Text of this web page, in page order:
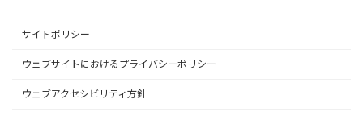
サイトポリシー
ウェブサイトにおけるプライバシーポリシー
ウェブアクセシビリティ方針